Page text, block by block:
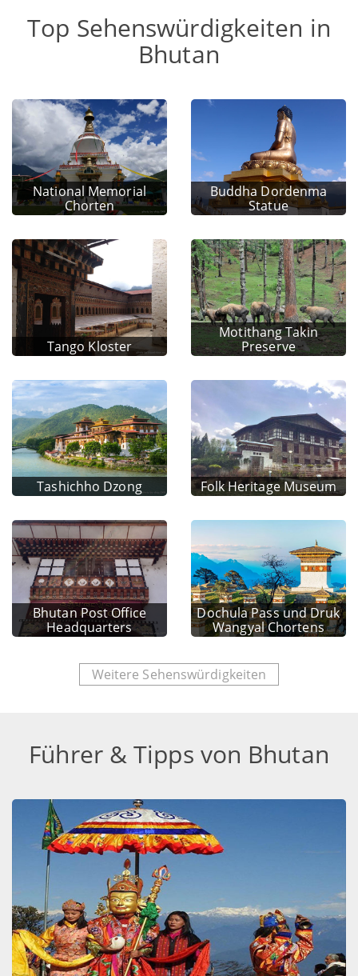
Top Sehenswürdigkeiten in
Bhutan
National Memorial
Chorten
Buddha Dordenma
Statue
Tango Kloster
Motithang Takin
Preserve
Tashichho Dzong Folk Heritage Museum
Bhutan Post Office
Headquarters
Dochula Pass und Druk
Wangyal Chortens
Weitere Sehenswürdigkeiten
Führer & Tipps von Bhutan